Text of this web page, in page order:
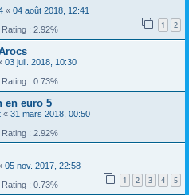
« 04 août 2018, 12:41
1 2
Rating : 2.92%
03 juil. 2018, 10:30
Rating : 0.73%
en euro 5
« 31 mars 2018, 00:50
Rating : 2.92%
05 nov. 2017, 22:58
1 2 3 4 5
Rating : 0.73%